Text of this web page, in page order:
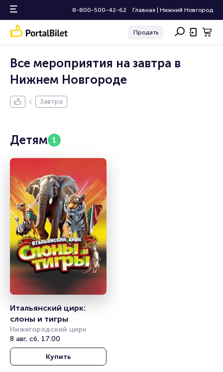
8-800-500-42-62 Главная Нижний Новгород
Продать
Все мероприятия на завтра в
Нижнем Новгороде
Завтра
Детям 1
Итальянский цирк:
слоны и тигры
Нижегородский цирк
8 авг, сб, 17:00
Купить